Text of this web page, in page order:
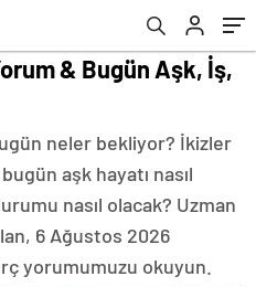
& Bugün Aşk, İş,
neler bekliyor? İkizler
aşk hayatı nasıl
nasıl olacak? Uzman
6 Ağustos 2026
yorumumuzu okuyun.